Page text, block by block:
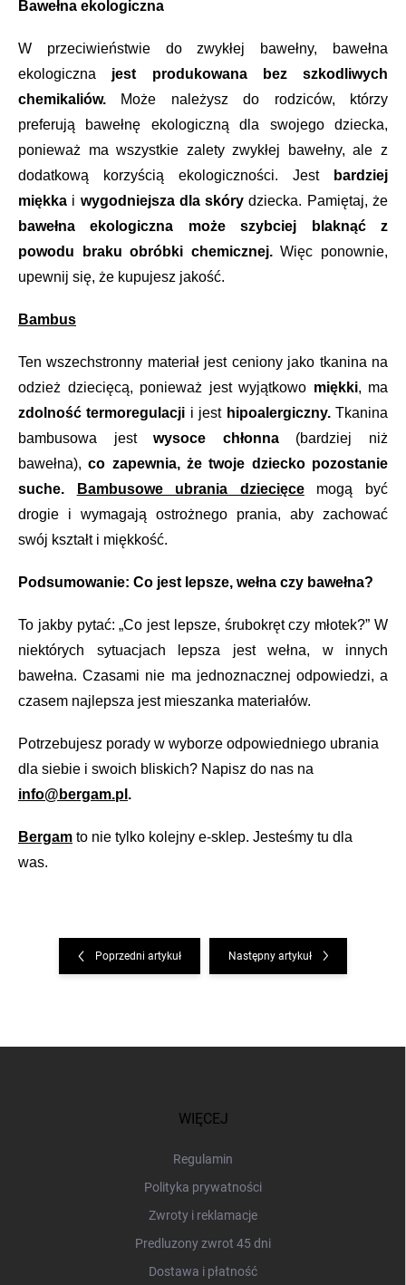
Bawełna ekologiczna
W przeciwieństwie do zwykłej bawełny, bawełna
ekologiczna jest produkowana bez szkodliwych
chemikaliów. Może należysz do rodziców, którzy
preferują bawełnę ekologiczną dla swojego dziecka,
ponieważ ma wszystkie zalety zwykłej bawełny, ale z
dodatkową korzyścią ekologiczności. Jest
bardziej
miękka i wygodniejsza dla skóry dziecka. Pamiętaj, że
bawełna ekologiczna może szybciej blaknąć z
powodu braku obróbki chemicznej.Więc ponownie,
upewnij się, że kupujesz jakość.
Bambus
Ten wszechstronny materiał jest ceniony jako tkanina na
odzież dziecięcą, ponieważ jest wyjątkowo miękki, ma
zdolność termoregulacji i jest hipoalergiczny.Tkanina
bambusowa jestwysoce chłonna(bardziej niż
bawełna),co zapewnia, że twoje dziecko pozostanie
suche.
Bambusowe ubrania dziecięcemogą być
drogie i wymagają ostrożnego prania, aby zachować
swój kształt i miękkość.
Podsumowanie: Co jest lepsze, wełna czy bawełna?
To jakby pytać: „Co jest lepsze, śrubokręt czy młotek?” W
niektórych sytuacjach lepsza jest wełna, w innych
bawełna. Czasami nie ma jednoznacznej odpowiedzi, a
czasem najlepsza jest mieszanka materiałów.
Potrzebujesz porady w wyborze odpowiedniego ubrania
dla siebie i swoich bliskich? Napisz do nas na
info@bergam.pl .
Bergam to nie tylko kolejny e-sklep. Jesteśmy tu dla
was.
Poprzedni artykuł Następny artykuł
WIĘCEJ
Regulamin
Polityka prywatności
Zwroty i reklamacje
Predluzony zwrot 45 dni
Dostawa i płatność